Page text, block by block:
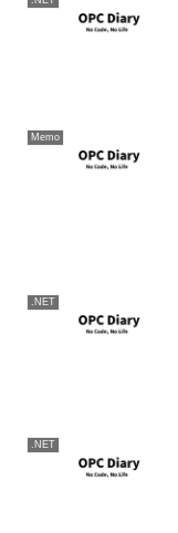
Memo
.NET
.NET